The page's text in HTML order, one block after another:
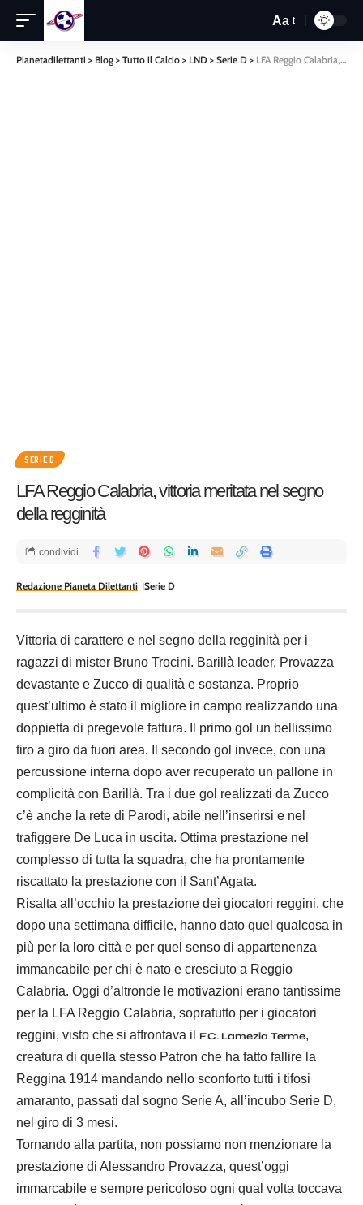
Aa
Pianetadilettanti > Blog > Tutto il Calcio > LND > Serie D > LFA Reggio Calabria, vittoria meritata nel segno della regginità
SERIE D
LFA Reggio Calabria, vittoria meritata nel segno
della regginità
Redazione Pianeta Dilettanti Serie D
condividi
Vittoria di carattere e nel segno della regginità per i
ragazzi di mister Bruno Trocini. Barillà leader, Provazza
devastante e Zucco di qualità e sostanza. Proprio
quest’ultimo è stato il migliore in campo realizzando una
doppietta di pregevole fattura. Il primo gol un bellissimo
tiro a giro da fuori area. Il secondo gol invece, con una
percussione interna dopo aver recuperato un pallone in
complicità con Barillà. Tra i due gol realizzati da Zucco
c’è anche la rete di Parodi, abile nell’inserirsi e nel
trafiggere De Luca in uscita. Ottima prestazione nel
complesso di tutta la squadra, che ha prontamente
riscattato la prestazione con il Sant’Agata.
Risalta all’occhio la prestazione dei giocatori reggini, che
dopo una settimana difficile, hanno dato quel qualcosa in
più per la loro città e per quel senso di appartenenza
immancabile per chi è nato e cresciuto a Reggio
Calabria. Oggi d’altronde le motivazioni erano tantissime
per la LFA Reggio Calabria, sopratutto per i giocatori
reggini, visto che si affrontava il
F.C. Lamezia Terme,
creatura di quella stesso Patron che ha fatto fallire la
Reggina 1914 mandando nello sconforto tutti i tifosi
amaranto, passati dal sogno Serie A, all’incubo Serie D,
nel giro di 3 mesi.
Tornando alla partita, non possiamo non menzionare la
prestazione di Alessandro Provazza, quest’oggi
immarcabile e sempre pericoloso ogni qual volta toccava